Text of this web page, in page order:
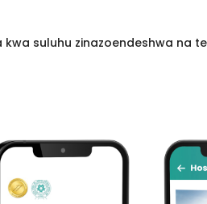
suluhu zinazoendeshwa